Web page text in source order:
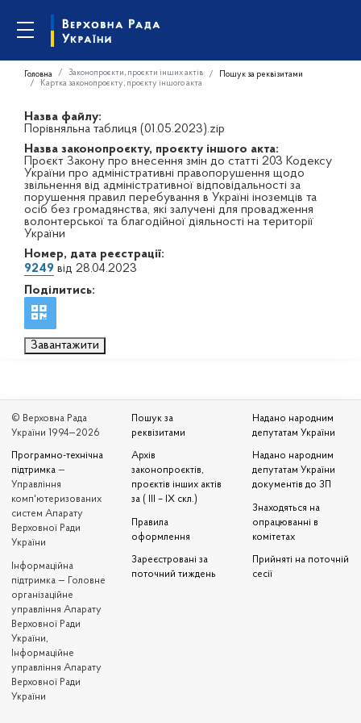
Головна Законопроєкти, проєкти інших актів
Пошук за реквізитами
Картка законопроєкту, проєкту іншого акта
Назва файлу:
Порівняльна таблиця (01.05.2023).zip
Назва законопроєкту, проєкту іншого акта:
Проєкт Закону про внесення змін до статті 203 Кодексу
України про адміністративні правопорушення щодо
звільнення від адміністративної відповідальності за
порушення правил перебування в Україні іноземців та
осіб без громадянства, які залучені для провадження
волонтерської та благодійної діяльності на території
України
Номер, дата реєстрації:
9249 від 28.04.2023
Поділитись:
Завантажити
© Верховна Рада
України 1994—2026
Програмно-технічна
підтримка —
Управління
комп'ютеризованих
систем Апарату
Верховної Ради
України
Iнформаційна
підтримка — Головне
організаційне
управління Апарату
Верховної Ради
України,
Інформаційне
управління Апарату
Верховної Ради
України
Пошук за
реквізитами
Архів
законопроєктів,
проєктів інших актів
за ( III – IX скл.)
Правила
оформлення
Зареєстровані за
поточний тиждень
Надано народним
депутатам України
Надано народним
депутатам України
документів до ЗП
Знаходяться на
опрацюванні в
комітетах
Прийняті на поточній
сесії